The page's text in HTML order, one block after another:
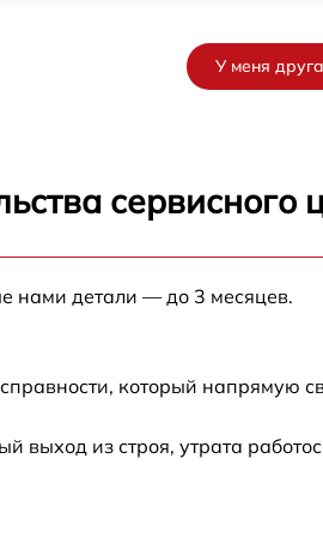
У меня
сервисного
нами детали — до 3 месяцев.
который напрямую
из строя, утрата